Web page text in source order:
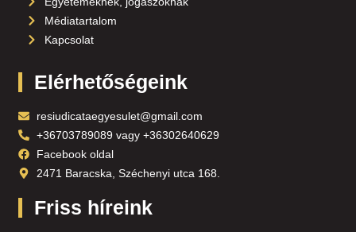
Médiatartalom
Kapcsolat
Elérhetőségeink
resiudicataegyesulet@gmail.com
+36703789089 vagy +36302640629
Facebook oldal
2471 Baracska, Széchenyi utca 168.
Friss híreink